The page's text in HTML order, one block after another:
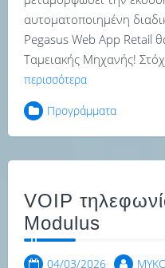
αυτοματοποιημένη
Pegasus Web App Retail
Ταμειακής Μηχανής!
περισσότερα
Προγράμματα
VOIP
Μodulus
04/03/2026